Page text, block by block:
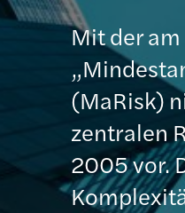
Mit der
(MaRisk)
zentralen
2005 vor.